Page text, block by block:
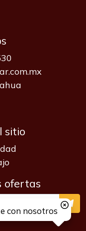
sitio
ofertas
con nosotros